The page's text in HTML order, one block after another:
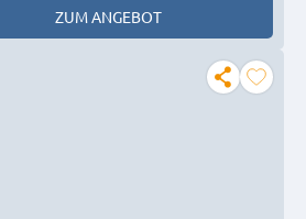
ZUM ANGEBOT